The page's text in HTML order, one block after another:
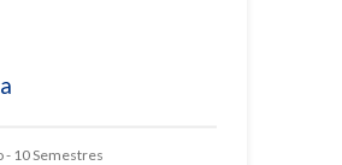
10 Semestres